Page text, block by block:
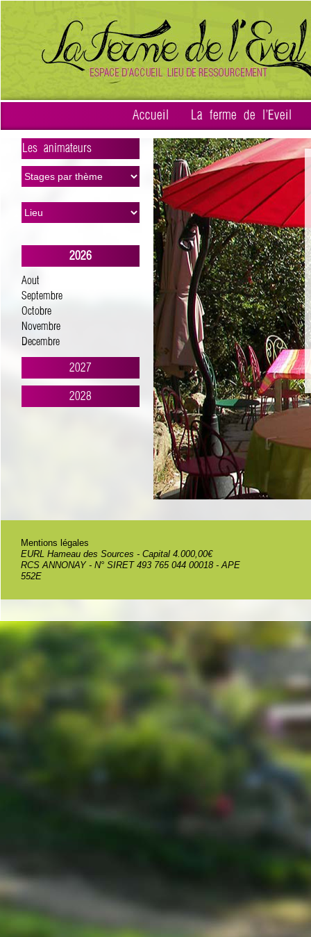
Accueil La ferme de l'Eveil
Les animateurs
>
2026
Aout
Septembre
Octobre
Novembre
Decembre
2027
2028
Mentions légales
EURL Hameau des Sources - Capital 4.000,00€
RCS ANNONAY - N° SIRET 493 765 044 00018 - APE
552E